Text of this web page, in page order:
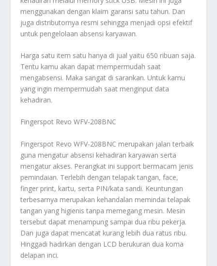
menggunakan dengan klaim garansi satu tahun. Dan
juga distributornya resmi sehingga menjadi opsi efektif
untuk pengelolaan absensi karyawan.
Harga satu item satu hanya di jual yaitu 650 ribuan saja.
Tentu kamu akan dapat mempermudah saat
mengabsensi. Maka sangat di sarankan. Untuk kamu
yang ingin mempermudah saat menginput data
kehadiran.
Fingerspot Revo WFV-208BNC
Fingerspot Revo WFV-208BNC merupakan jalan terbaik
guna mengatur absensi kehadiran karyawan serta
mengatur akses. Perangkat ini support bermacam jenis
pemindaian. Terlebih dengan telapak tangan, face,
finger print, kartu, serta PIN/kata sandi. Keuntungan
terbesarnya merupakan kehandalan memindai telapak
tangan yang higienis tanpa memegang mesin. Mesin
tersebut dapat menampung sampai dua ribu pekerja.
Dan juga dapat mencatat kurang lebih dua ratus ribu.
Hinggadi hadirkan dengan LCD berukuran dua koma
delapan inci.